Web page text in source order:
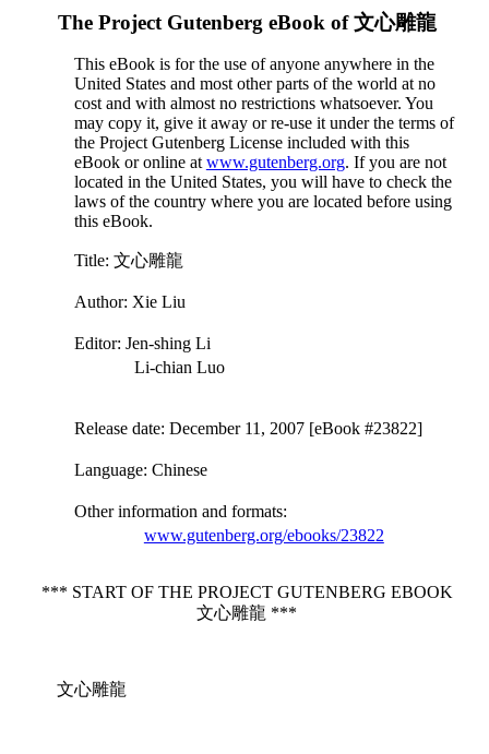
The Project Gutenberg eBook of文心雕龍
This eBook is for the use of anyone anywhere in the
United States and most other parts of the world at no
cost and with almost no restrictions whatsoever. You
may copy it, give it away or re-use it under the terms of
the Project Gutenberg License included with this
eBook or online at www.gutenberg.org. If you are not
located in the United States, you will have to check the
laws of the country where you are located before using
this eBook.
Title: 文心雕龍
Author: Xie Liu
Editor: Jen-shing Li
Li-chian Luo
Release date: December 11, 2007 [eBook #23822]
Language: Chinese
Other information and formats:
www.gutenberg.org/ebooks/23822
*** START OF THE PROJECT GUTENBERG EBOOK
文心雕龍 ***
文心雕龍